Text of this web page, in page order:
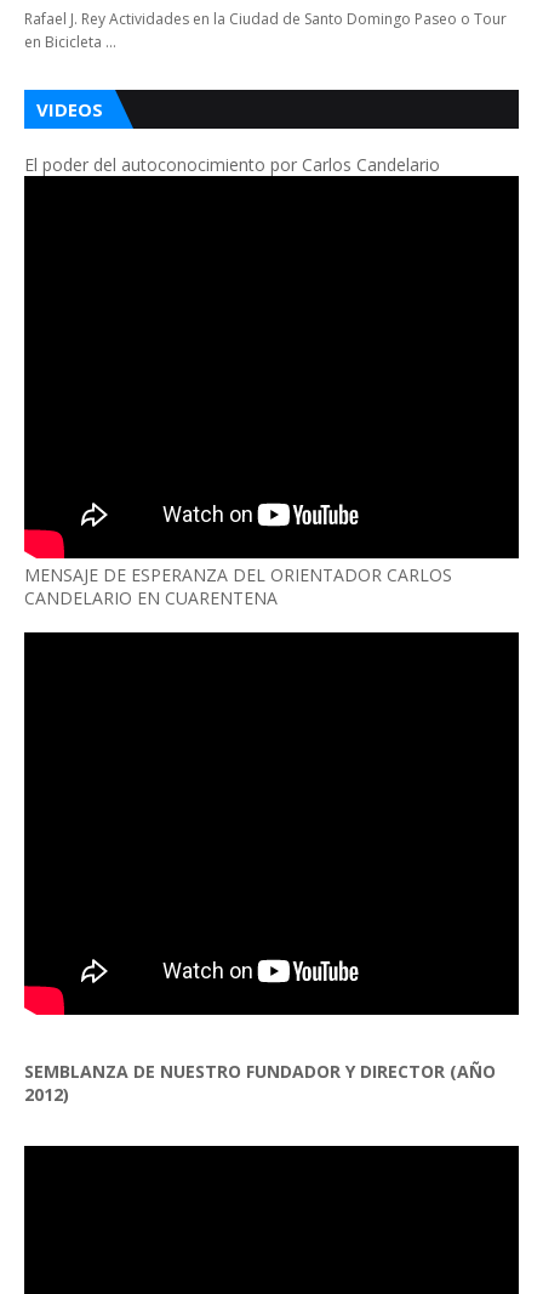
Rafael J. Rey Actividades en la Ciudad de Santo Domingo Paseo o Tour
en Bicicleta …
VIDEOS
El poder del autoconocimiento por Carlos Candelario
MENSAJE DE ESPERANZA DEL ORIENTADOR CARLOS
CANDELARIO EN CUARENTENA
SEMBLANZA DE NUESTRO FUNDADOR Y DIRECTOR (AÑO
2012)